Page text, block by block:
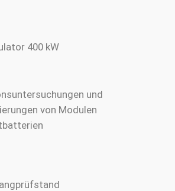
400 kW
und
von Modulen